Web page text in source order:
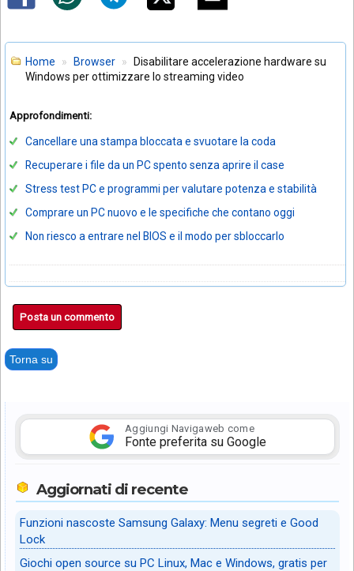
Home Browser
Disabilitare accelerazione hardware su
Windows per ottimizzare lo streaming video
Approfondimenti:
Cancellare una stampa bloccata e svuotare la coda
Recuperare i file da un PC spento senza aprire il case
Stress test PC e programmi per valutare potenza e stabilità
Comprare un PC nuovo e le specifiche che contano oggi
Non riesco a entrare nel BIOS e il modo per sbloccarlo
Posta un commento
Torna su
Aggiungi Navigaweb come
Fonte preferita su Google
Aggiornati di recente
Funzioni nascoste Samsung Galaxy: Menu segreti e Good
Lock
Giochi open source su PC Linux, Mac e Windows, gratis per